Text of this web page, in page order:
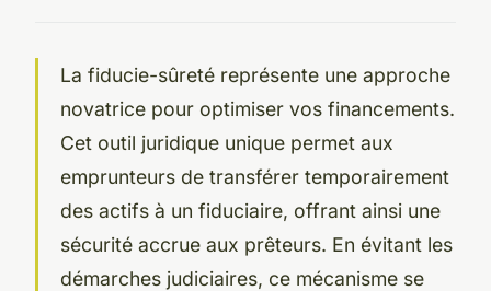
La fiducie-sûreté représente une approche
novatrice pour optimiser vos financements.
Cet outil juridique unique permet aux
emprunteurs de transférer temporairement
des actifs à un fiduciaire, offrant ainsi une
sécurité accrue aux prêteurs. En évitant les
démarches judiciaires, ce mécanisme se